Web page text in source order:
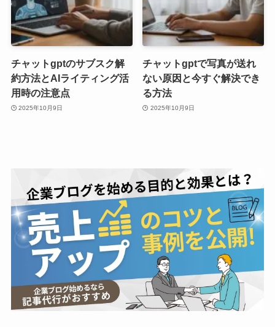
チャットgptのサブスク解
約方法とAIライティング活
用時の注意点
2025年10月9日
チャットgptで写真が送れ
ない原因と今すぐ解決でき
る方法
2025年10月9日